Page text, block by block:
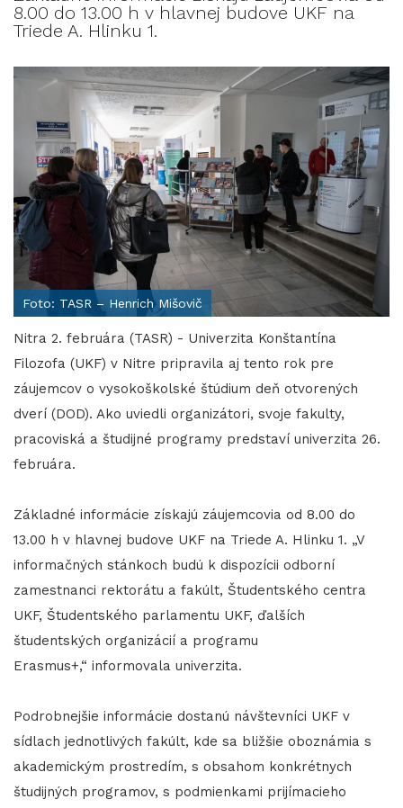
8.00 do 13.00 h v hlavnej budove UKF na
Triede A. Hlinku 1.
Foto: TASR – Henrich Mišovič
Nitra 2. februára (TASR) - Univerzita Konštantína
Filozofa (UKF) v Nitre pripravila aj tento rok pre
záujemcov o vysokoškolské štúdium deň otvorených
dverí (DOD). Ako uviedli organizátori, svoje fakulty,
pracoviská a študijné programy predstaví univerzita 26.
februára.
Základné informácie získajú záujemcovia od 8.00 do
13.00 h v hlavnej budove UKF na Triede A. Hlinku 1. „V
informačných stánkoch budú k dispozícii odborní
zamestnanci rektorátu a fakúlt, Študentského centra
UKF, Študentského parlamentu UKF, ďalších
študentských organizácií a programu
Erasmus+,“ informovala univerzita.
Podrobnejšie informácie dostanú návštevníci UKF v
sídlach jednotlivých fakúlt, kde sa bližšie oboznámia s
akademickým prostredím, s obsahom konkrétnych
študijných programov, s podmienkami prijímacieho